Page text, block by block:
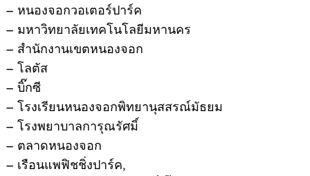
– หนองจอกวอเตอร์ปาร์ค
– มหาวิทยาลัยเทคโนโลยีมหานคร
– สำนักงานเขตหนองจอก
– โลตัส
– บิ๊กซี
– โรงเรียนหนองจอกพิทยานุสสรณ์มัธยม
– โรงพยาบาลการุณรัศมิ์
– ตลาดหนองจอก
– เรือนแพฟิชชิ่งปาร์ค,